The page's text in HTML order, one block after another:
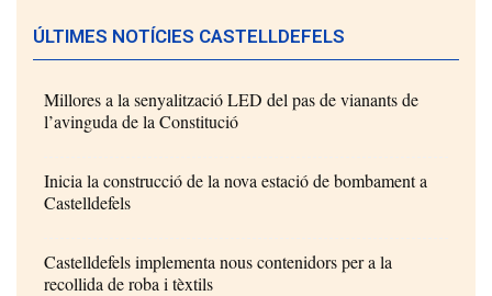
ÚLTIMES NOTÍCIES CASTELLDEFELS
Millores a la senyalització LED del pas de vianants de
l’avinguda de la Constitució
Inicia la construcció de la nova estació de bombament a
Castelldefels
Castelldefels implementa nous contenidors per a la
recollida de roba i tèxtils